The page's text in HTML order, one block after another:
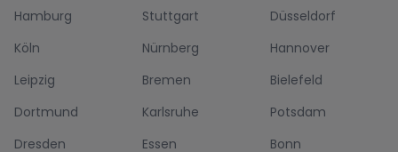
Hamburg
Stuttgart
Düsseldorf
Köln
Nürnberg
Hannover
Leipzig
Bremen
Bielefeld
Dortmund
Karlsruhe
Potsdam
Dresden
Essen Bonn